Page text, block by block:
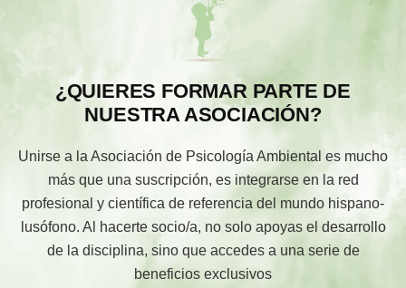
¿QUIERES FORMAR PARTE DE
NUESTRA ASOCIACIÓN?
Unirse a la Asociación de Psicología Ambiental es mucho
más que una suscripción, es integrarse en la red
profesional y científica de referencia del mundo hispano-
lusófono. Al hacerte socio/a, no solo apoyas el desarrollo
de la disciplina, sino que accedes a una serie de
beneficios exclusivos